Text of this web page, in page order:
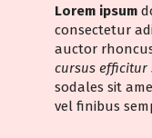
Lorem ipsum
consectetur
auctor
cursus efficitur
sodales sit
vel finibus